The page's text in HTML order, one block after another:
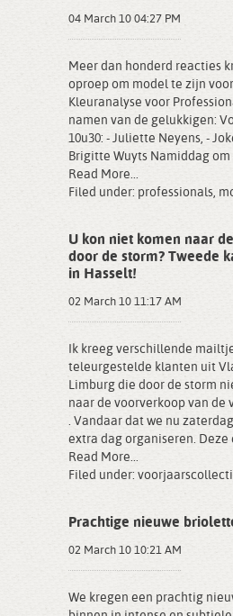
04 March 10 04:27 PM
Meer dan honderd reacties
oproep om model te zijn
Kleuranalyse voor
namen van de gelukkigen:
10u30: - Juliette Neyens, -
Brigitte Wuyts Namiddag om
Read More...
Filed under: professionals,
U kon niet komen naar
door de storm? Tweede
in Hasselt!
02 March 10 11:17 AM
Ik kreeg verschillende
teleurgestelde klanten uit
Limburg die door de storm
naar de voorverkoop van de
. Vandaar dat we nu
extra dag organiseren. Deze
Read More...
Filed under:
Prachtige nieuwe
02 March 10 10:21 AM
We kregen een prachtig